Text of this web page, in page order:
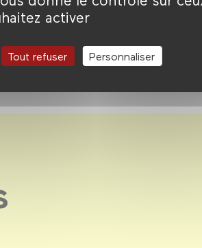
activer
Tout refuser Personnaliser